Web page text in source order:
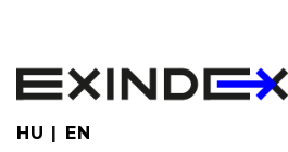
main
content
HU EN